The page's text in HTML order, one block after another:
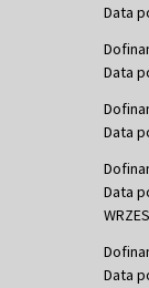
Data
Data
Data
Data
Data